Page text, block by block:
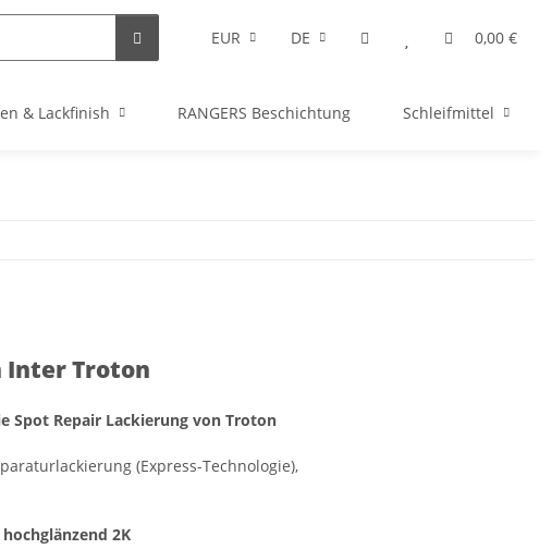
EUR DE 0,00 €
& Lackfinish RANGERS Beschichtung Schleifmittel
Inter Troton
Spot Repair Lackierung von Troton
(Express-Technologie),
2K